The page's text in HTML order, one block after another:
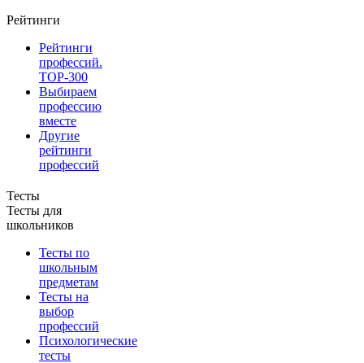
Рейтинги
Рейтинги
профессий.
TOP-300
Выбираем
профессию
вместе
Другие
рейтинги
профессий
Тесты
Тесты для
школьников
Тесты по
школьным
предметам
Тесты на
выбор
профессий
Психологические
тесты